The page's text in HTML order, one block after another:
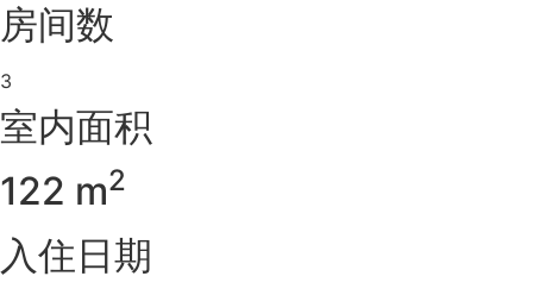
房间数
3
室内面积
122 m2
入住日期